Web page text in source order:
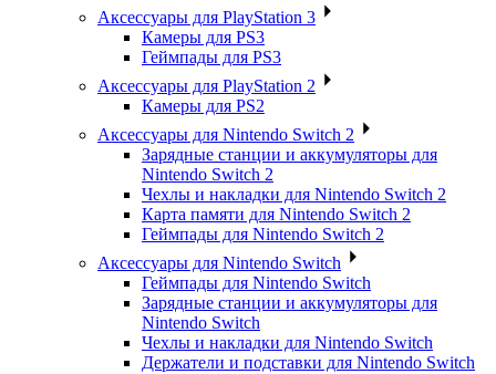
Аксессуары для PlayStation 3
Камеры для PS3
Геймпады для PS3
Аксессуары для PlayStation 2
Камеры для PS2
Аксессуары для Nintendo Switch 2
Зарядные станции и аккумуляторы для
Nintendo Switch 2
Чехлы и накладки для Nintendo Switch 2
Карта памяти для Nintendo Switch 2
Геймпады для Nintendo Switch 2
Аксессуары для Nintendo Switch
Геймпады для Nintendo Switch
Зарядные станции и аккумуляторы для
Nintendo Switch
Чехлы и накладки для Nintendo Switch
Держатели и подставки для Nintendo Switch